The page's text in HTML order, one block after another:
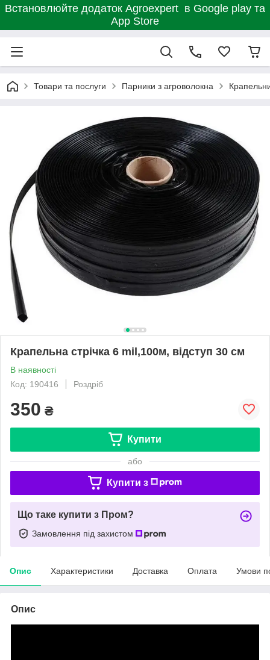
Встановлюйте додаток Agroexpert в Google play та
App Store
Товари та послуги Парники з агроволокна
Крапельна стрічка 6 mil,100м, відступ 30 см
В наявності
Код: 190416
Роздріб
350 ₴
Купити
або
Купити з
Що таке купити з Пром?
Замовлення під захистом
Опис Характеристики Доставка Оплата Умови
Опис